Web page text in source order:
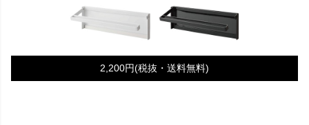
2,200円(税抜・送料無料)